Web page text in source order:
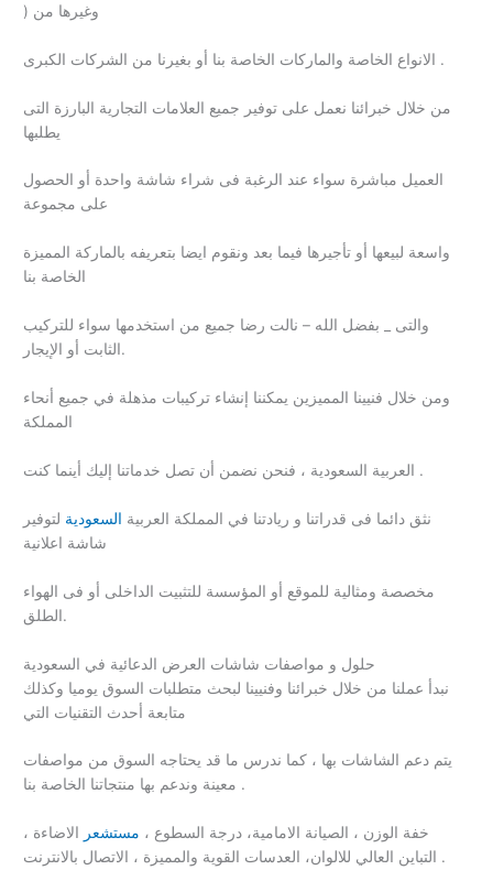
) وغيرها من
الانواع الخاصة والماركات الخاصة بنا أو بغيرنا من الشركات الكبرى .
من خلال خبرائنا نعمل على توفير جميع العلامات التجارية البارزة التى
يطلبها
العميل مباشرة سواء عند الرغبة فى شراء شاشة واحدة أو الحصول
على مجموعة
واسعة لبيعها أو تأجيرها فيما بعد ونقوم ايضا بتعريفه بالماركة المميزة
الخاصة بنا
والتى _ بفضل الله – نالت رضا جميع من استخدمها سواء للتركيب
الثابت أو الإيجار.
ومن خلال فنيينا المميزين يمكننا إنشاء تركيبات مذهلة في جميع أنحاء
المملكة
العربية السعودية ، فنحن نضمن أن تصل خدماتنا إليك أينما كنت .
نثق دائما فى قدراتنا و ريادتنا في المملكة العربية السعودية لتوفير
شاشة اعلانية
مخصصة ومثالية للموقع أو المؤسسة للتثبيت الداخلى أو فى الهواء
الطلق.
حلول و مواصفات شاشات العرض الدعائية في السعودية
نبدأ عملنا من خلال خبرائنا وفنيينا لبحث متطلبات السوق يوميا وكذلك
متابعة أحدث التقنيات التي
يتم دعم الشاشات بها ، كما ندرس ما قد يحتاجه السوق من مواصفات
معينة وندعم بها منتجاتنا الخاصة بنا .
خفة الوزن ، الصيانة الامامية، درجة السطوع ، مستشعر الاضاءة ،
التباين العالي للالوان، العدسات القوية والمميزة ، الاتصال بالانترنت .